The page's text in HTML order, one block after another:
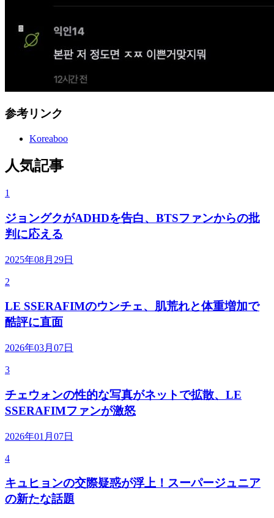
参考リンク
Koreaboo
人気記事
1
ジョングクがADHDを告白、BTSファンからの批
判に応える
2025年08月29日
2
LE SSERAFIMのウンチェ、肌荒れと体重増加で
酷評に直面
2026年03月07日
3
チェウォンの性的な写真がネットで拡散、LE
SSERAFIMファンが激怒
2026年01月07日
4
キュヒョンの交際疑惑が浮上！スーパージュニア
の新たな話題